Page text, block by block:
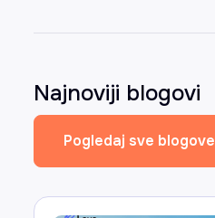
Najnoviji blogovi
Pogledaj sve blogove